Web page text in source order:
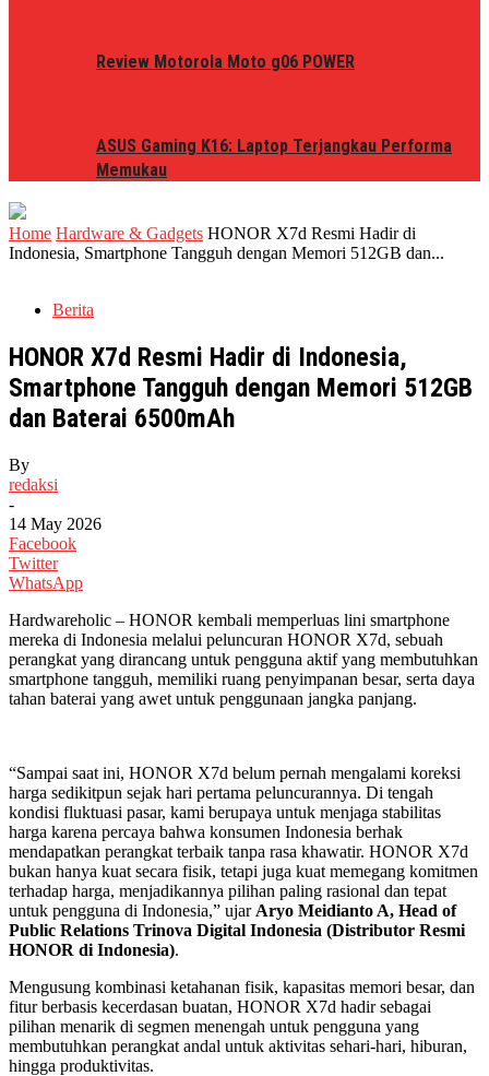
Review Motorola Moto g06 POWER
ASUS Gaming K16: Laptop Terjangkau Performa
Memukau
Home Hardware & Gadgets HONOR X7d Resmi Hadir di
Indonesia, Smartphone Tangguh dengan Memori 512GB dan...
Berita
HONOR X7d Resmi Hadir di Indonesia,
Smartphone Tangguh dengan Memori 512GB
dan Baterai 6500mAh
By
redaksi
-
14 May 2026
Facebook
Twitter
WhatsApp
Hardwareholic – HONOR kembali memperluas lini smartphone
mereka di Indonesia melalui peluncuran HONOR X7d, sebuah
perangkat yang dirancang untuk pengguna aktif yang membutuhkan
smartphone tangguh, memiliki ruang penyimpanan besar, serta daya
tahan baterai yang awet untuk penggunaan jangka panjang.
“Sampai saat ini, HONOR X7d belum pernah mengalami koreksi
harga sedikitpun sejak hari pertama peluncurannya. Di tengah
kondisi fluktuasi pasar, kami berupaya untuk menjaga stabilitas
harga karena percaya bahwa konsumen Indonesia berhak
mendapatkan perangkat terbaik tanpa rasa khawatir. HONOR X7d
bukan hanya kuat secara fisik, tetapi juga kuat memegang komitmen
terhadap harga, menjadikannya pilihan paling rasional dan tepat
untuk pengguna di Indonesia,” ujar Aryo Meidianto A, Head of
Public Relations Trinova Digital Indonesia (Distributor Resmi
HONOR di Indonesia).
Mengusung kombinasi ketahanan fisik, kapasitas memori besar, dan
fitur berbasis kecerdasan buatan, HONOR X7d hadir sebagai
pilihan menarik di segmen menengah untuk pengguna yang
membutuhkan perangkat andal untuk aktivitas sehari-hari, hiburan,
hingga produktivitas.